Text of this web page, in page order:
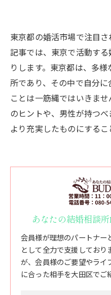
東京都の婚活市場で注目
記事では、東京で活動す
りします。東京都は、多
所であり、その中で自分
ことは一筋縄ではいきま
のヒントや、男性が持つ
より充実したものにするこ
あなたの結婚相談
会員様が理想のパートナー
として全力で支援しており
が、会員様のご要望やライ
に合った相手を大田区でご